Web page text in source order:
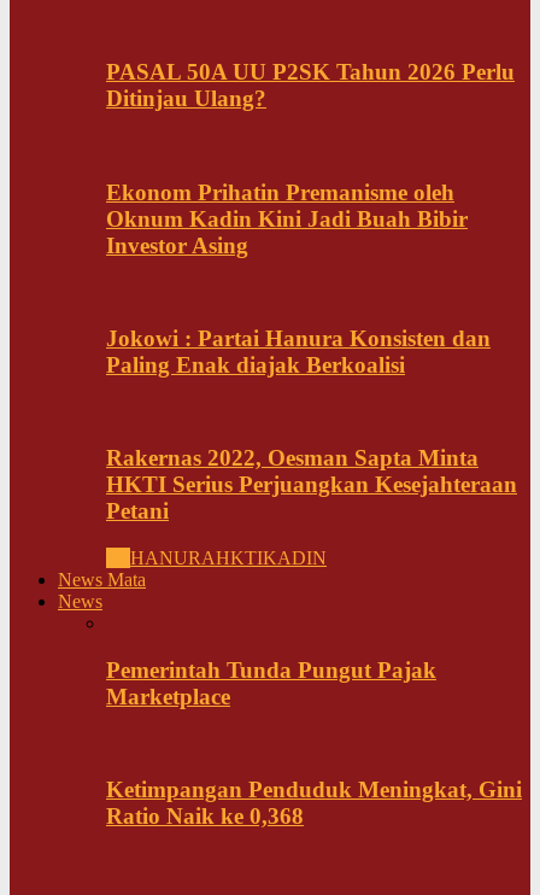
PASAL 50A UU P2SK Tahun 2026 Perlu
Ditinjau Ulang?
Ekonom Prihatin Premanisme oleh
Oknum Kadin Kini Jadi Buah Bibir
Investor Asing
Jokowi : Partai Hanura Konsisten dan
Paling Enak diajak Berkoalisi
Rakernas 2022, Oesman Sapta Minta
HKTI Serius Perjuangkan Kesejahteraan
Petani
HANURAHKTIKADIN
News Mata
News
Pemerintah Tunda Pungut Pajak
Marketplace
Ketimpangan Penduduk Meningkat, Gini
Ratio Naik ke 0,368